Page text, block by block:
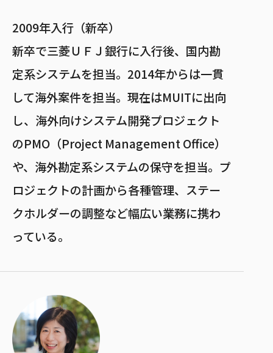
2009年入行（新卒）
新卒で三菱ＵＦＪ銀行に入行後、国内勘
定系システムを担当。2014年からは一貫
して海外案件を担当。現在はMUITに出向
し、海外向けシステム開発プロジェクト
のPMO（Project Management Office）
や、海外勘定系システムの保守を担当。プ
ロジェクトの計画から各種管理、ステー
クホルダーの調整など幅広い業務に携わ
っている。